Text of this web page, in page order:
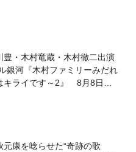
豊・木村竜蔵・木村徹二出演
銀河『木村ファミリーみだれ
キライです～2』 8月8日
元康を唸らせた“奇跡の歌